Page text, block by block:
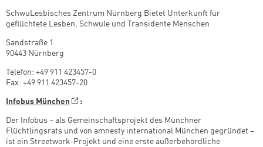
SchwuLesbisches Zentrum Nürnberg Bietet Unterkunft für
geflüchtete Lesben, Schwule und Transidente Menschen
Sandstraße 1
90443 Nürnberg
Telefon: +49 911 423457-0
Fax: +49 911 423457-20
Infobus München :
Der Infobus – als Gemeinschaftsprojekt des Münchner
Flüchtlingsrats und von amnesty international München gegründet –
ist ein Streetwork-Projekt und eine erste außerbehördliche